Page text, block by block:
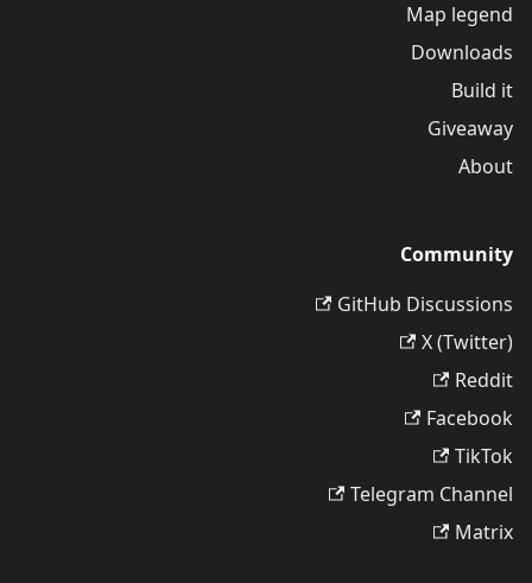
Map legend
Downloads
Build it
Giveaway
About
Community
GitHub Discussions
X (Twitter)
Reddit
Facebook
TikTok
Telegram Channel
Matrix